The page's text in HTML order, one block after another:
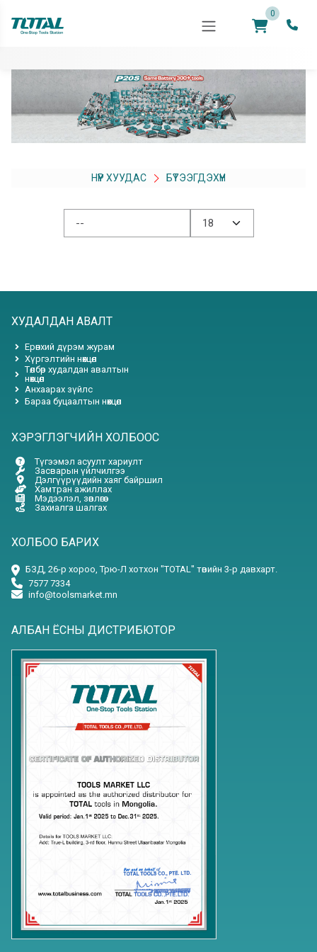
0
НҮҮР ХУУДАС БҮТЭЭГДЭХҮҮН
ХУДАЛДАН АВАЛТ
Ерөнхий дүрэм журам
Хүргэлтийн нөхцөл
Төлбөр худалдан авалтын
нөхцөл
Анхаарах зүйлс
Бараа буцаалтын нөхцөл
ХЭРЭГЛЭГЧИЙН ХОЛБООС
Түгээмэл асуулт хариулт
Засварын үйлчилгээ
Дэлгүүрүүдийн хаяг байршил
Хамтран ажиллах
Мэдээлэл, зөвлөгөө
Захиалга шалгах
ХОЛБОО БАРИХ
БЗД, 26-р хороо, Трю-Л хотхон "TOTAL" төвийн 3-р давхарт.
7577 7334
info@toolsmarket.mn
АЛБАН ЁСНЫ ДИСТРИБЮТОР